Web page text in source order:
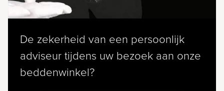
De zekerheid van een persoonlijk
adviseur tijdens uw bezoek aan onze
beddenwinkel?